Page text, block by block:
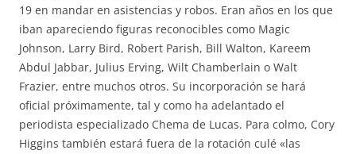
19 en mandar en asistencias y robos. Eran años en los que
iban apareciendo figuras reconocibles como Magic
Johnson, Larry Bird, Robert Parish, Bill Walton, Kareem
Abdul Jabbar, Julius Erving, Wilt Chamberlain o Walt
Frazier, entre muchos otros. Su incorporación se hará
oficial próximamente, tal y como ha adelantado el
periodista especializado Chema de Lucas. Para colmo, Cory
Higgins también estará fuera de la rotación culé «las